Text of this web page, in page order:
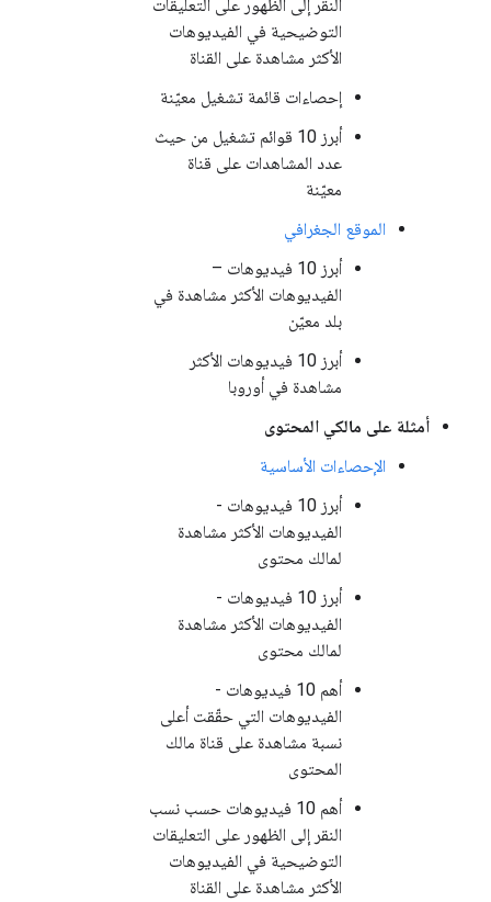
النقر إلى الظهور على التعليقات
التوضيحية في الفيديوهات
الأكثر مشاهدة على القناة
إحصاءات قائمة تشغيل معيّنة
أبرز 10 قوائم تشغيل من حيث
عدد المشاهدات على قناة
معيّنة
الموقع الجغرافي
أبرز 10 فيديوهات –
الفيديوهات الأكثر مشاهدة في
بلد معيّن
أبرز 10 فيديوهات الأكثر
مشاهدة في أوروبا
أمثلة على مالكي المحتوى
الإحصاءات الأساسية
أبرز 10 فيديوهات -
الفيديوهات الأكثر مشاهدة
لمالك محتوى
أبرز 10 فيديوهات -
الفيديوهات الأكثر مشاهدة
لمالك محتوى
أهم 10 فيديوهات -
الفيديوهات التي حقّقت أعلى
نسبة مشاهدة على قناة مالك
المحتوى
أهم 10 فيديوهات حسب نسب
النقر إلى الظهور على التعليقات
التوضيحية في الفيديوهات
الأكثر مشاهدة على القناة